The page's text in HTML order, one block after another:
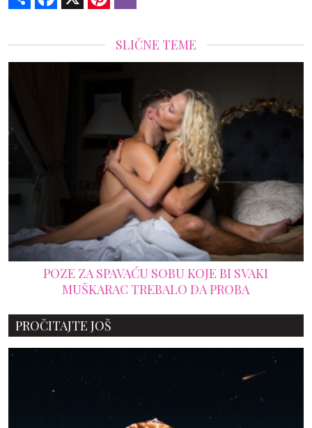
SLIČNE TEME
POZE ZA SPAVAĆU SOBU KOJE BI SVAKI
MUŠKARAC TREBALO DA PROBA
PROČITAJTE JOŠ